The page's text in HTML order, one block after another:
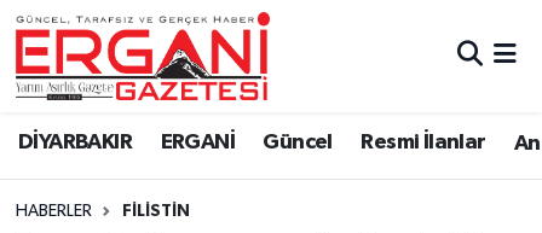
DİYARBAKIR ERGANİ Güncel Resmi İlanlar
HABERLER FILISTIN
DİYARBAKIR
BİSMİL
BAĞLAR
ERGANİ
Güncel
Ergani Nöbetçi Eczaneler
Ergani Hava Durumu
Ergani Trafik Yoğunluk Haritası